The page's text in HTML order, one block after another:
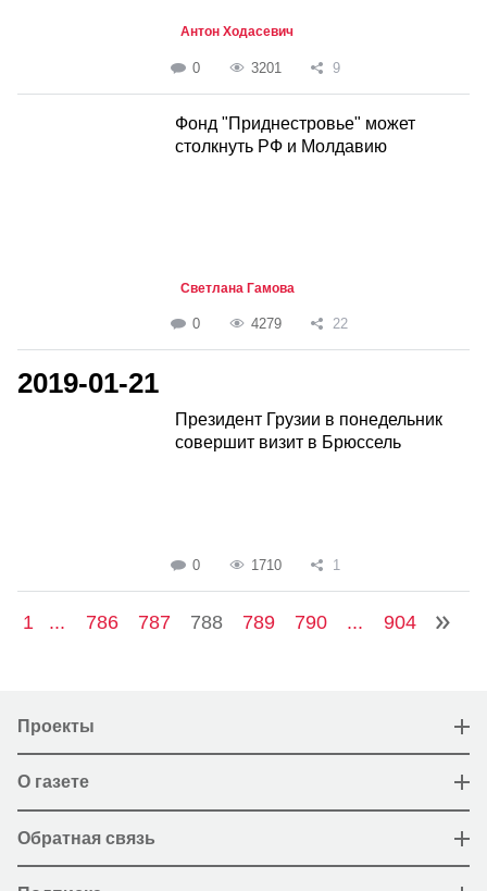
Антон Ходасевич
0 3201 9
Фонд "Приднестровье" может
столкнуть РФ и Молдавию
Светлана Гамова
0 4279 22
2019-01-21
Президент Грузии в понедельник
совершит визит в Брюссель
0 1710 1
1 ... 786 787 788 789 790 ... 904
Проекты
О газете
Обратная связь